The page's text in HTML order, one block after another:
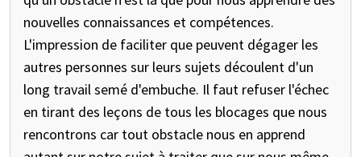
nouvelles connaissances et compétences.
L'impression de faciliter que peuvent dégager les
autres personnes sur leurs sujets découlent d'un
long travail semé d'embuche. Il faut refuser l'échec
en tirant des leçons de tous les blocages que nous
rencontrons car tout obstacle nous en apprend